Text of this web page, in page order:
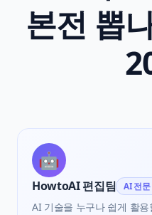
본전 뽑
🤖
HowtoAI 편집팀 AI 전
AI 기술을 누구나 쉽게 활